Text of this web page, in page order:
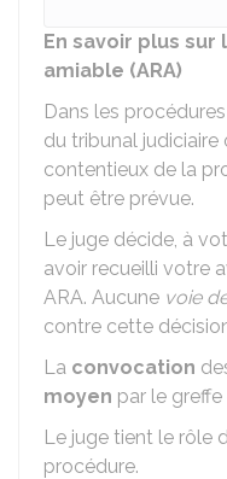
En savoir plus
amiable (ARA)
Dans les
du tribunal
contentieux de la
peut être prévue.
Le juge décide, à
avoir recueilli votre
ARA. Aucune voie
contre cette
La convocation
moyen par le
Le juge tient le rôle
procédure.